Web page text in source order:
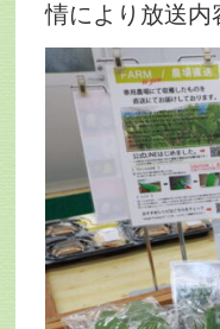
情により放送